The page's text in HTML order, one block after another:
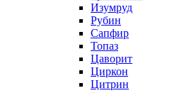
Изумруд
Рубин
Сапфир
Топаз
Цаворит
Циркон
Цитрин